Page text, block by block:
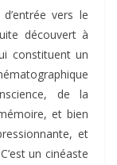
vers le
découvert à
constituent un
de la
et bien
et
un cinéaste